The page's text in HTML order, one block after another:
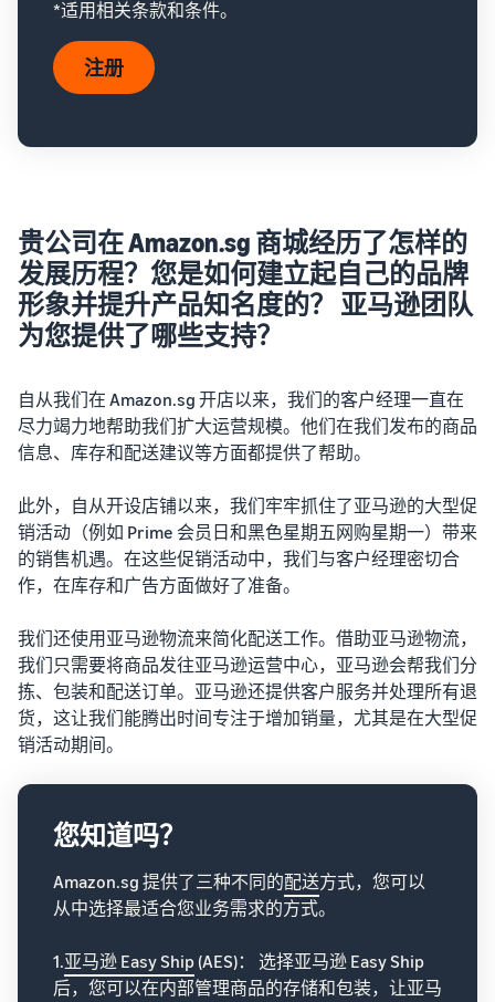
*适用相关条款和条件。
注册
贵公司在 Amazon.sg 商城经历了怎样的
发展历程？您是如何建立起自己的品牌
形象并提升产品知名度的？ 亚马逊团队
为您提供了哪些支持？
自从我们在 Amazon.sg 开店以来，我们的客户经理一直在
尽力竭力地帮助我们扩大运营规模。他们在我们发布的商品
信息、库存和配送建议等方面都提供了帮助。
此外，自从开设店铺以来，我们牢牢抓住了亚马逊的大型促
销活动（例如 Prime 会员日和黑色星期五网购星期一）带来
的销售机遇。在这些促销活动中，我们与客户经理密切合
作，在库存和广告方面做好了准备。
我们还使用亚马逊物流来简化配送工作。借助亚马逊物流，
我们只需要将商品发往亚马逊运营中心，亚马逊会帮我们分
拣、包装和配送订单。亚马逊还提供客户服务并处理所有退
货，这让我们能腾出时间专注于增加销量，尤其是在大型促
销活动期间。
您知道吗？
Amazon.sg 提供了三种不同的配送方式，您可以
从中选择最适合您业务需求的方式。
1.亚马逊 Easy Ship (AES)： 选择亚马逊 Easy Ship
后，您可以在内部管理商品的存储和包装，让亚马